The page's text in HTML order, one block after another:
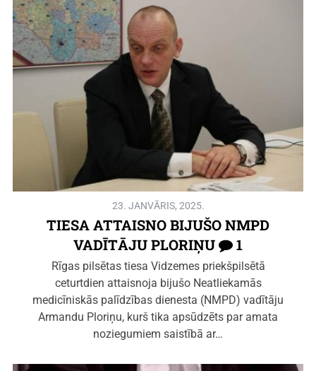
23. JANVĀRIS, 2025.
TIESA ATTAISNO BIJUŠO NMPD
VADĪTĀJU PLORIŅU
1
Rīgas pilsētas tiesa Vidzemes priekšpilsētā
ceturtdien attaisnoja bijušo Neatliekamās
medicīniskās palīdzības dienesta (NMPD) vadītāju
Armandu Ploriņu, kurš tika apsūdzēts par amata
noziegumiem saistībā ar…